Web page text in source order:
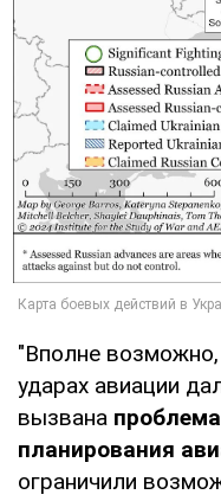
"Вполне
ударах авиации
вызвана
планирования
ограничили